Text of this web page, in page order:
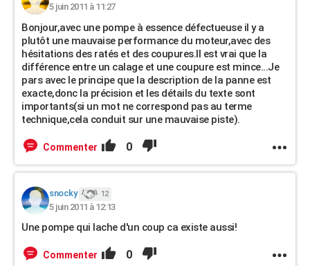
5 juin 2011 à 11:27
Bonjour,avec une pompe à essence défectueuse il y a
plutôt une mauvaise performance du moteur,avec des
hésitations des ratés et des coupures.Il est vrai que la
différence entre un calage et une coupure est mince...Je
pars avec le principe que la description de la panne est
exacte,donc la précision et les détails du texte sont
importants(si un mot ne correspond pas au terme
technique,cela conduit sur une mauvaise piste).
Commenter 0
snocky 12
5 juin 2011 à 12:13
Une pompe qui lache d'un coup ca existe aussi!
Commenter 0